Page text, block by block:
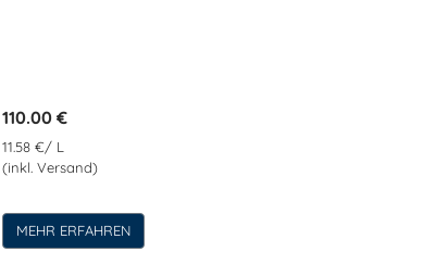
110.00 €
11.58 €/ L
(inkl. Versand)
MEHR ERFAHREN